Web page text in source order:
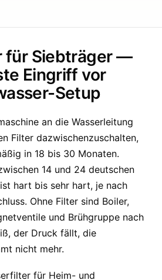
für Siebträger —
Eingriff vor
Setup
an die Wasserleitung
Filter dazwischenzuschalten,
in 18 bis 30 Monaten.
14 und 24 deutschen
hart bis sehr hart, je nach
Ohne Filter sind Boiler,
und Brühgruppe nach
der Druck fällt, die
nicht mehr.
für Heim- und